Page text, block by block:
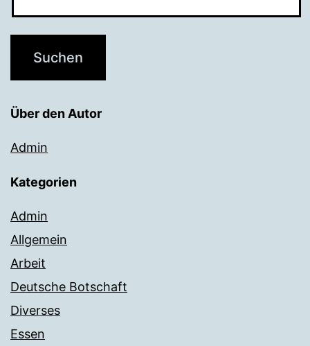
Über den Autor
Admin
Kategorien
Admin
Allgemein
Arbeit
Deutsche Botschaft
Diverses
Essen